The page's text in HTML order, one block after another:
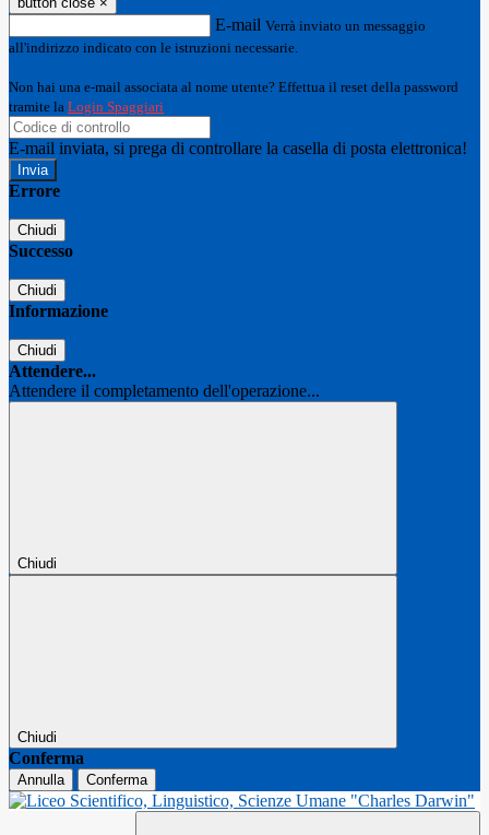
E-mail Verrà inviato un messaggio
all'indirizzo indicato con le istruzioni necessarie.
Non hai una e-mail associata al nome utente? Effettua il reset della password
tramite la Login Spaggiari
E-mail inviata, si prega di controllare la casella di posta elettronica!
Errore
Chiudi
Successo
Chiudi
Informazione
Chiudi
Attendere...
Attendere il completamento dell'operazione...
Chiudi
Chiudi
Conferma
Annulla Conferma